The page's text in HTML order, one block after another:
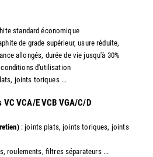
standard économique
de grade supérieur, usure réduite,
allongés, durée de vie jusqu'à 30%
d'utilisation
joints toriques ...
VCA/E VCB VGA/C/D
: joints plats, joints toriques, joints
roulements, filtres séparateurs ...